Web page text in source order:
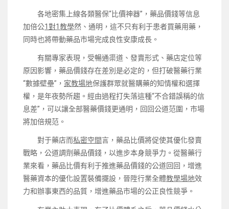
各地密集上線各類醫保“比價神器”，藥品價錢等信息
加倍公1對1教學然、通明，這不只有利于患者買藥用藥，
同時也將帶動藥品市場完成良性安康成長。
有關專家表現，受暢通渠道、發賣形式、藥店定位等
原因影響，藥品價錢存在差別是必定的，但打破醫藥行業
“數據壁壘”， 家教場地保護群眾就醫購藥的知情權和選擇
權，是年夜勢所趨。經由過程打失落這種“不合錯誤稱的信
息差”，可以讓全部醫藥價錢更通明，回回公道范圍，市場
將加倍規范。
對于藥店而私密空間言，藥品比價將促使其優化發賣
戰略，公道調劑藥品價錢，以進步本身競爭力。從醫藥行
業來看，藥品比價有利于推進藥品價錢的公道回回，增進
醫藥資本的優化設置裝備擺設，晉陞行業全體教學場地效
力和辦事東西的品質，增進藥品市場的公正良性競爭。